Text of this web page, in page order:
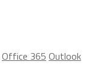
Office 365 Outlook